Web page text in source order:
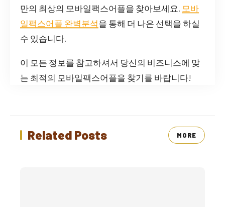
만의 최상의 모바일팩스어플을 찾아보세요. 모바
일팩스어플 완벽분석을 통해 더 나은 선택을 하실
수 있습니다.
이 모든 정보를 참고하셔서 당신의 비즈니스에 맞
는 최적의 모바일팩스어플을 찾기를 바랍니다!
Related Posts MORE